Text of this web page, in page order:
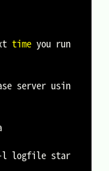
time you run
server usin
l logfile star